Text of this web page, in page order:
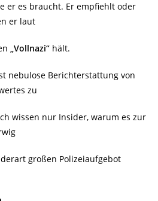
er es braucht. Er empfiehlt oder
er laut
„Vollnazi“ hält.
nebulose Berichterstattung von
zu
wissen nur Insider, warum es zur
großen Polizeiaufgebot